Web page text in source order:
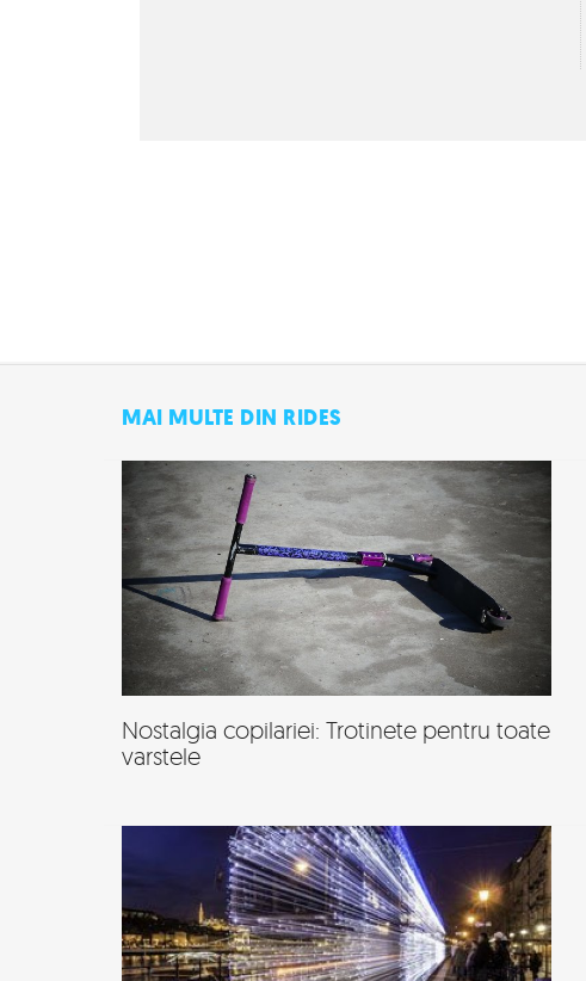
MAI MULTE DIN RIDES
Nostalgia copilariei: Trotinete pentru toate
varstele